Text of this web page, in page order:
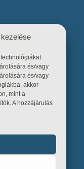
és/vagy
és/vagy
akkor
mint a
A hozzájárulás